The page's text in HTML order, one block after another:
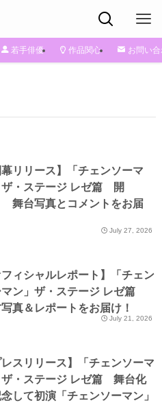
若手俳優 作品関心 お問い
幕リリース】「チェンソーマ
ザ・ステージ レゼ篇 開
舞台写真とコメントをお届
July 27, 2026
フィシャルレポート】「チェン
マン」ザ・ステージ レゼ篇
真＆レポートをお届け！
July 21, 2026
レスリリース】「チェンソーマ
ザ・ステージ レゼ篇 舞台化
して初演「チェンソーマン」